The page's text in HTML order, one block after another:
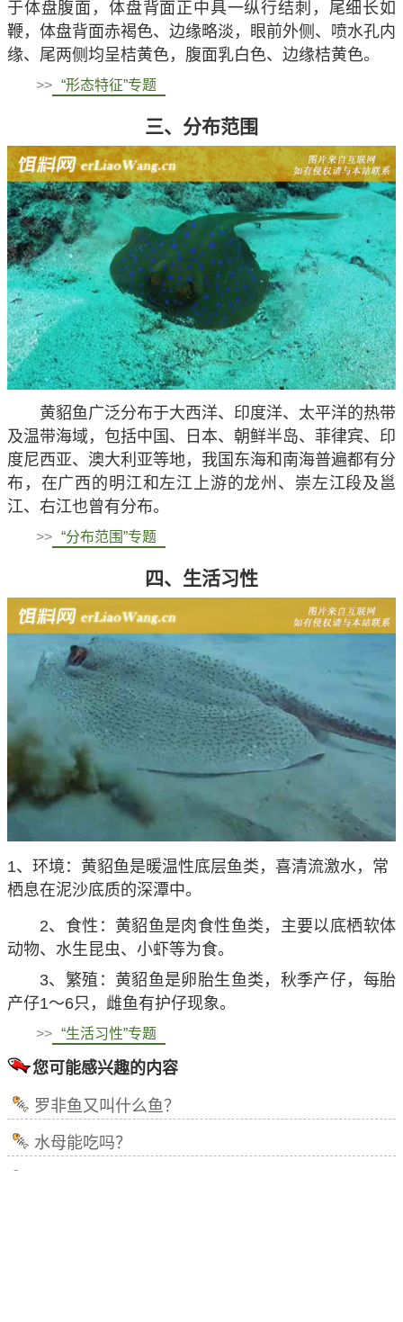
于体盘腹面，体盘背面正中具一纵行结刺，尾细长如
鞭，体盘背面赤褐色、边缘略淡，眼前外侧、喷水孔内
缘、尾两侧均呈桔黄色，腹面乳白色、边缘桔黄色。
>> “形态特征”专题
三、分布范围
黄貂鱼广泛分布于大西洋、印度洋、太平洋的热带
及温带海域，包括中国、日本、朝鲜半岛、菲律宾、印
度尼西亚、澳大利亚等地，我国东海和南海普遍都有分
布，在广西的明江和左江上游的龙州、崇左江段及邕
江、右江也曾有分布。
>> “分布范围”专题
四、生活习性
1、环境：黄貂鱼是暖温性底层鱼类，喜清流激水，常
栖息在泥沙底质的深潭中。
2、食性：黄貂鱼是肉食性鱼类，主要以底栖软体
动物、水生昆虫、小虾等为食。
3、繁殖：黄貂鱼是卵胎生鱼类，秋季产仔，每胎
产仔1～6只，雌鱼有护仔现象。
>> “生活习性”专题
您可能感兴趣的内容
罗非鱼又叫什么鱼？
水母能吃吗？